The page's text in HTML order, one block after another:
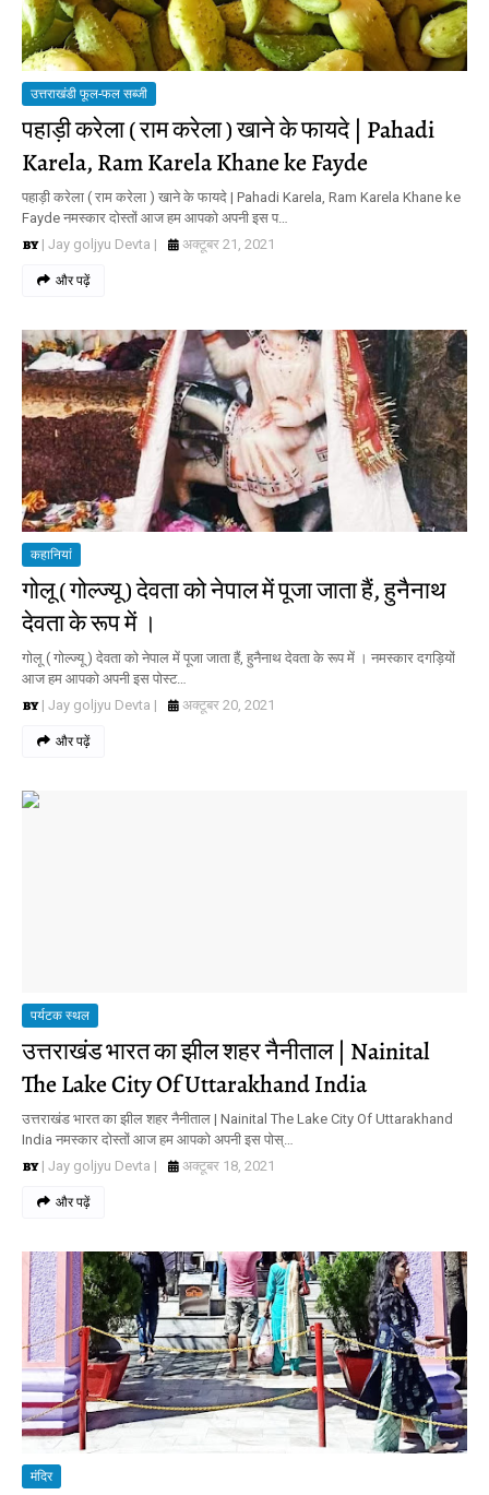
उत्तराखंडी फूल-फल सब्जी
पहाड़ी करेला ( राम करेला ) खाने के फायदे | Pahadi
Karela, Ram Karela Khane ke Fayde
पहाड़ी करेला ( राम करेला ) खाने के फायदे | Pahadi Karela, Ram Karela Khane ke
Fayde नमस्कार दोस्तों आज हम आपको अपनी इस प…
| Jay goljyu Devta |
अक्टूबर 21, 2021
और पढ़ें
कहानियां
गोलू ( गोल्ज्यू ) देवता को नेपाल में पूजा जाता हैं, हुनैनाथ
देवता के रूप में ।
गोलू ( गोल्ज्यू ) देवता को नेपाल में पूजा जाता हैं, हुनैनाथ देवता के रूप में । नमस्कार दगड़ियों
आज हम आपको अपनी इस पोस्ट…
| Jay goljyu Devta |
अक्टूबर 20, 2021
और पढ़ें
पर्यटक स्थल
उत्तराखंड भारत का झील शहर नैनीताल | Nainital
The Lake City Of Uttarakhand India
उत्तराखंड भारत का झील शहर नैनीताल | Nainital The Lake City Of Uttarakhand
India नमस्कार दोस्तों आज हम आपको अपनी इस पोस्…
| Jay goljyu Devta |
अक्टूबर 18, 2021
और पढ़ें
मंदिर